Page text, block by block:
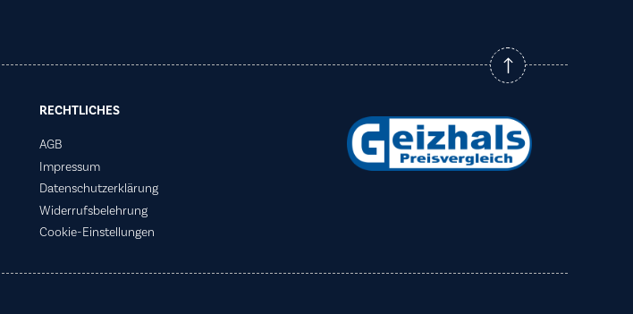
RECHTLICHES
AGB
Impressum
Datenschutzerklärung
Widerrufsbelehrung
Cookie-Einstellungen